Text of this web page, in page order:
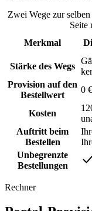
Zwei Wege zur
Seite
Merkmal
Stärke des Wegs
Provision auf den
Bestellwert
0 €
Kosten
Auftritt beim
Bestellen
Unbegrenzte
Bestellungen
Rechner